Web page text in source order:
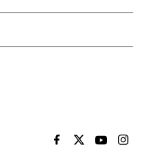
EL PAÍS BRASIL EN
EL PAÍSEL PAÍS
EL